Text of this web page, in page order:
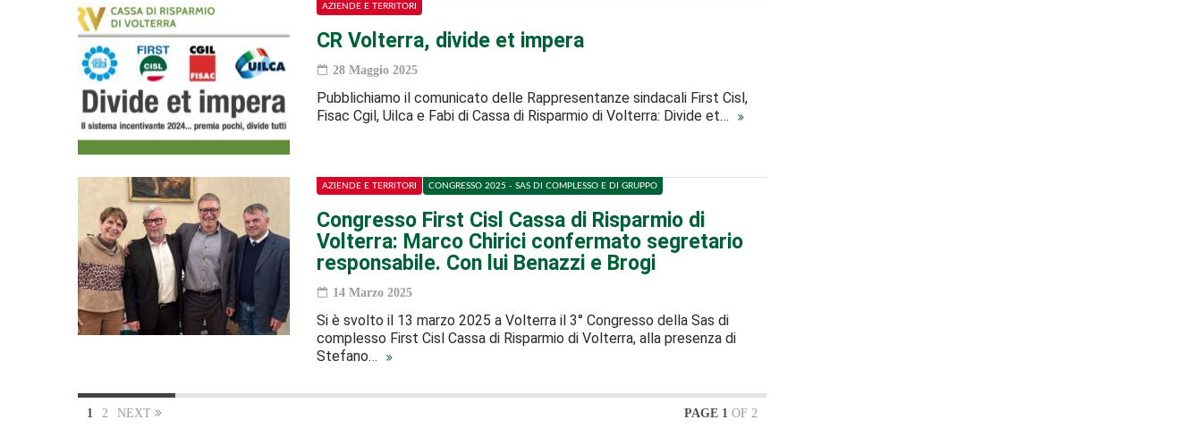
AZIENDE E TERRITORI
CR Volterra, divide et impera
28 Maggio 2025
Pubblichiamo il comunicato delle Rappresentanze sindacali First Cisl,
Fisac Cgil, Uilca e Fabi di Cassa di Risparmio di Volterra: Divide et…
AZIENDE E TERRITORI CONGRESSO 2025 - SAS DI COMPLESSO E DI GRUPPO
Congresso First Cisl Cassa di Risparmio di
Volterra: Marco Chirici confermato segretario
responsabile. Con lui Benazzi e Brogi
14 Marzo 2025
Si è svolto il 13 marzo 2025 a Volterra il 3° Congresso della Sas di
complesso First Cisl Cassa di Risparmio di Volterra, alla presenza di
Stefano…
1 2 NEXT PAGE 1 OF 2